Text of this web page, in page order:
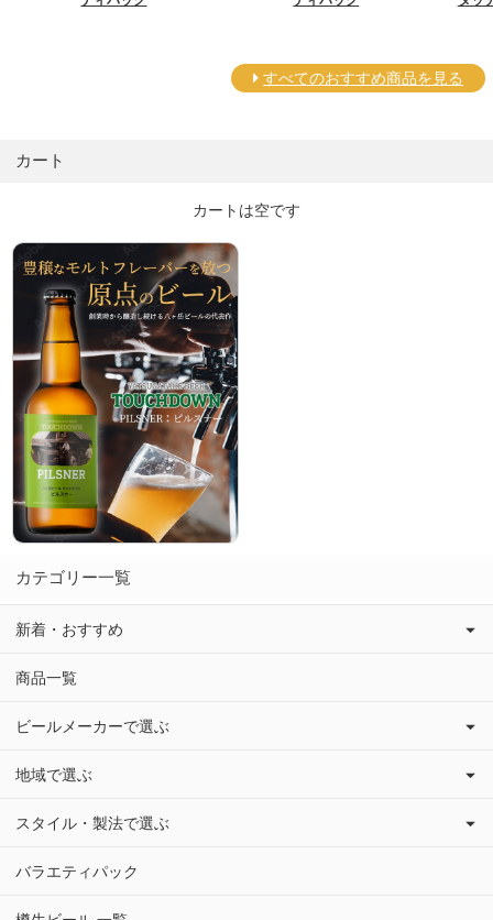
すべてのおすすめ商品を見る
カート
カートは空です
カテゴリー一覧
新着・おすすめ
商品一覧
ビールメーカーで選ぶ
地域で選ぶ
スタイル・製法で選ぶ
バラエティパック